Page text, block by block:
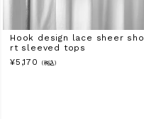
Hook design lace sheer sho
rt sleeved tops
¥5,170 （税込）